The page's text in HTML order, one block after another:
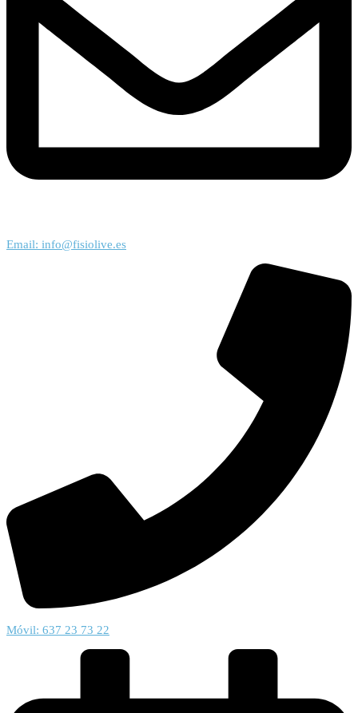
Email: info@fisiolive.es
Móvil: 637 23 73 22